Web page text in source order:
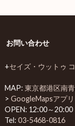
お問い合わせ
+セイズ・ウットゥ
MAP: 東京都港区南
> GoogleMapsアプリ
OPEN: 12:00～20:00
Tel: 03-5468-0816